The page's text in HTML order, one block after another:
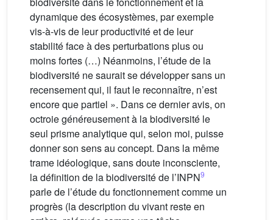
dynamique des écosystèmes, par exemple
vis-à-vis de leur productivité et de leur
stabilité face à des perturbations plus ou
moins fortes (…) Néanmoins, l’étude de la
biodiversité ne saurait se développer sans un
recensement qui, il faut le reconnaître, n’est
encore que partiel ». Dans ce dernier avis, on
octroie généreusement à la biodiversité le
seul prisme analytique qui, selon moi, puisse
donner son sens au concept. Dans la même
trame idéologique, sans doute inconsciente,
la définition de la biodiversité de l’INPN9
parle de l’étude du fonctionnement comme un
progrès (la description du vivant reste en